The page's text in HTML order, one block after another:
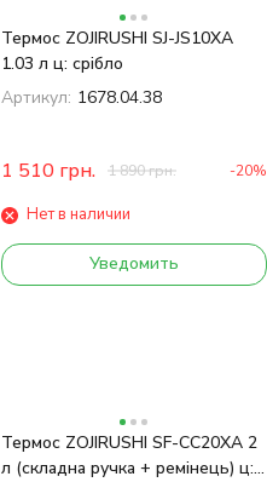
Термос ZOJIRUSHI SJ-JS10XA
1.03 л ц: срібло
Артикул: 1678.04.38
1 510 грн. 1 890грн. -20%
Нет в наличии
Уведомить
Термос ZOJIRUSHI SF-CС20XA 2
л (складна ручка + ремінець) ц: